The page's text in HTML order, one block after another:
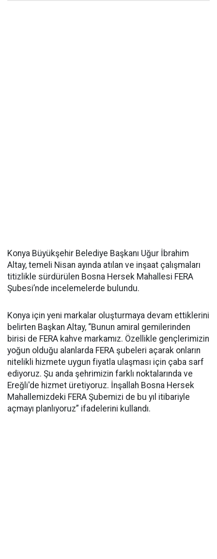
Konya Büyükşehir Belediye Başkanı Uğur İbrahim
Altay, temeli Nisan ayında atılan ve inşaat çalışmaları
titizlikle sürdürülen Bosna Hersek Mahallesi FERA
Şubesi’nde incelemelerde bulundu.
Konya için yeni markalar oluşturmaya devam ettiklerini
belirten Başkan Altay, “Bunun amiral gemilerinden
birisi de FERA kahve markamız. Özellikle gençlerimizin
yoğun olduğu alanlarda FERA şubeleri açarak onların
nitelikli hizmete uygun fiyatla ulaşması için çaba sarf
ediyoruz. Şu anda şehrimizin farklı noktalarında ve
Ereğli'de hizmet üretiyoruz. İnşallah Bosna Hersek
Mahallemizdeki FERA Şubemizi de bu yıl itibariyle
açmayı planlıyoruz” ifadelerini kullandı.